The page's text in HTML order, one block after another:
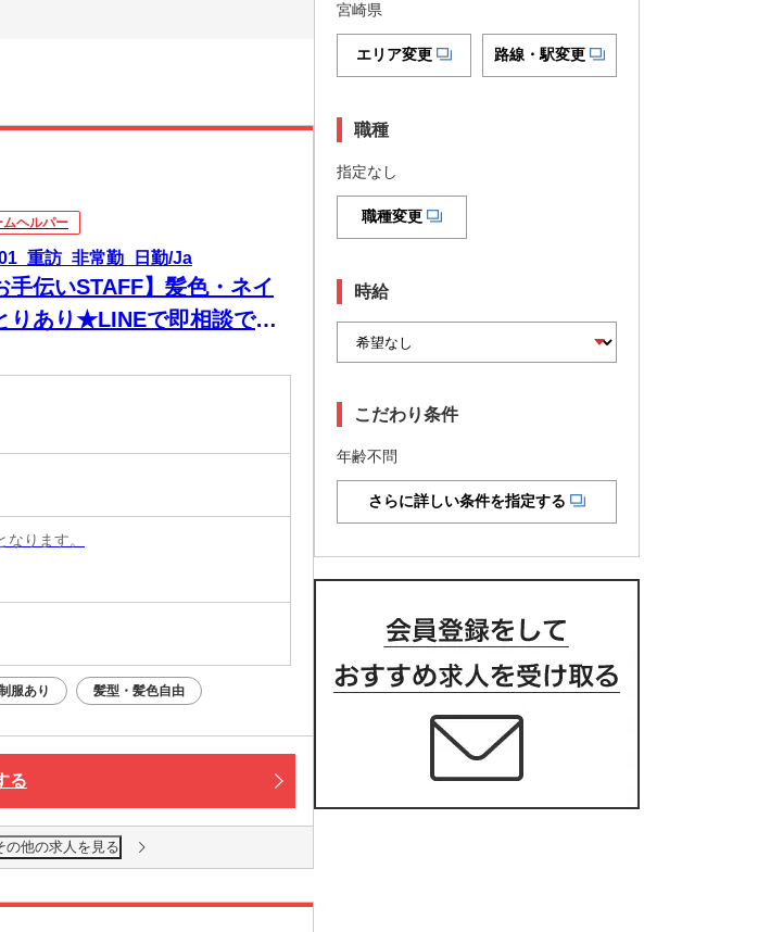
ムヘルパー
重訪_非常勤_日勤/Ja
手伝いSTAFF】髪色・ネイ
りあり★LINEで即相談でき
ります。
服あり 髪型・髪色自由
る
の他の求人を見る
宮崎県
エリア変更 路線・駅変更
職種
指定なし
職種変更
時給
こだわり条件
年齢不問
さらに詳しい条件を指定する